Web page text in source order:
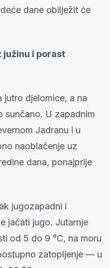
dane obilježit će
južinu i porast
jutro djelomice, a na
sunčano. U zapadnim
Jadranu i u
naoblačenje uz
dana, ponajprije
jugozapadni i
jačati jugo. Jutarnje
od 5 do 9 °C, na moru
zatopljenje — u